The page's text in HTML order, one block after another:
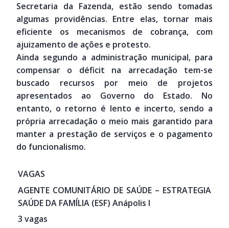
Secretaria da Fazenda, estão sendo tomadas
algumas providências. Entre elas, tornar mais
eficiente os mecanismos de cobrança, com
ajuizamento de ações e protesto.
Ainda segundo a administração municipal, para
compensar o déficit na arrecadação tem-se
buscado recursos por meio de projetos
apresentados ao Governo do Estado. No
entanto, o retorno é lento e incerto, sendo a
própria arrecadação o meio mais garantido para
manter a prestação de serviços e o pagamento
do funcionalismo.
VAGAS
AGENTE COMUNITÁRIO DE SAÚDE – ESTRATEGIA
SAÚDE DA FAMÍLIA (ESF) Anápolis I
3 vagas